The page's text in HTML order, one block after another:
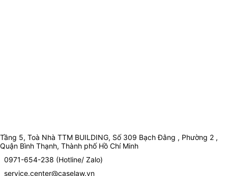
Tầng 5, Toà Nhà TTM BUILDING, Số 309 Bạch Đằng , Phường 2 ,
Quận Bình Thạnh, Thành phố Hồ Chí Minh
0971-654-238 (Hotline/ Zalo)
service.center@caselaw.vn